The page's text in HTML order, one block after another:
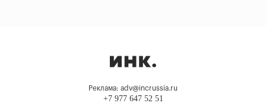
Реклама: adv@incrussia.ru
+7 977 647 52 51